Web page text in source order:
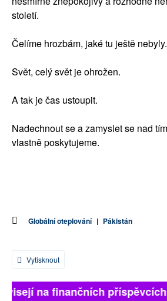
století.
Čelíme hrozbám, jaké tu ještě nebyly.
Svět, celý svět je ohrožen.
A tak je čas ustoupit.
Nadechnout se a zamyslet se nad
vlastně poskytujeme.
Globální oteplování | Pákistán
Vytisknout
na finančních příspěvcích